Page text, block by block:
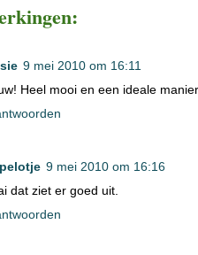
9 mei 2010 om 16:11
Heel mooi en een ideale
9 mei 2010 om 16:16
dat ziet er goed uit.